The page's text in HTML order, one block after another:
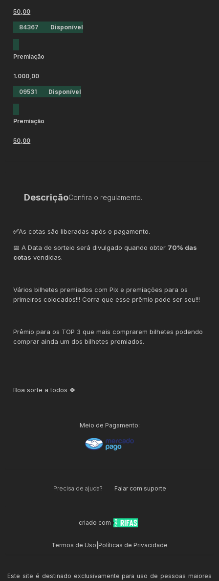
50,00
84367 Disponível
Premiação
1.000,00
09531 Disponível
Premiação
50,00
DescriçãoConfira o regulamento.
✅As cotas são liberadas após o pagamento.
📅 A Data do sorteio será divulgado quando obter 70% das
cotas vendidas.
Vários bilhetes premiados com Pix e premiações para os
primeiros colocados!!! Corra que esse prêmio pode ser seu!!!
Prêmio para os TOP 3 que mais comprarem bilhetes podendo
comprar ainda um dos bilhetes premiados.
Boa sorte a todos 🍀
Meio de Pagamento:
Precisa de ajuda? Falar com suporte
criado com
Termos de Uso Políticas de Privacidade
Este site é destinado exclusivamente para uso de pessoas maiores